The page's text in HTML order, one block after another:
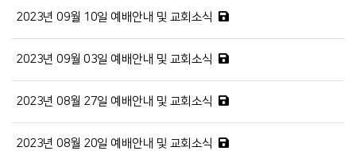
2023년 09월 10일 예배안내 및 교회소식
2023년 09월 03일 예배안내 및 교회소식
2023년 08월 27일 예배안내 및 교회소식
2023년 08월 20일 예배안내 및 교회소식